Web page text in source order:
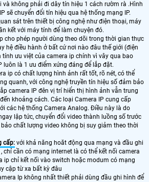
và không phải đi dây tín hiệu 1 cách rườm rà .Hình
sẽ chuyển đổi tín hiệu qua hệ thống mạng IP.
sát trên thiết bị công nghệ như điện thoại, máy
kết với máy tính để làm chuyện đó.
cho phép người dùng theo dõi trong thời gian thực
hệ điều hành ở bất cứ nơi nào đâu thế giới (điện
tính ưu việt của camera ip chính vì vây qua bao
luôn là 1 ưu điểm xứng đáng để lắp đặt.
ip có chất lượng hình ảnh rất tốt, rõ nét, có thể
quanh, với công nghệ truyền tín hiệu số đảm bảo
camera IP đên vị trí hiển thị hình ảnh vẫn trung
khoảng cách. Các loại Camera IP cung cấp
các hệ thống Camera Analog. Điều này là do
lập tức, chuyển đổi video thành luồng số trước
chất lượng video không bị suy giảm theo thời
cấp: với khả năng hoăt động qua mạng và đầu ghi
chỉ cần có mạng internet là có thể kết nối camera
ip chỉ kết nối vào switch hoặc modum có mạng
cập từ xa bất kỳ đâu
Ip không nhất thiết phải dùng đầu ghi hình để